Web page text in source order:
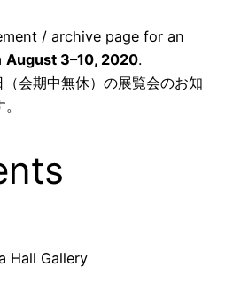
/ archive page for an
August 3–10, 2020.
会期中無休）の展覧会のお知
Hall Gallery